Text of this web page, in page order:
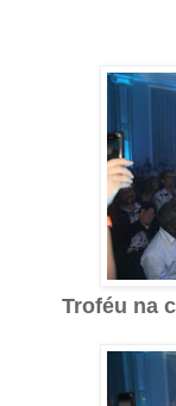
Troféu na